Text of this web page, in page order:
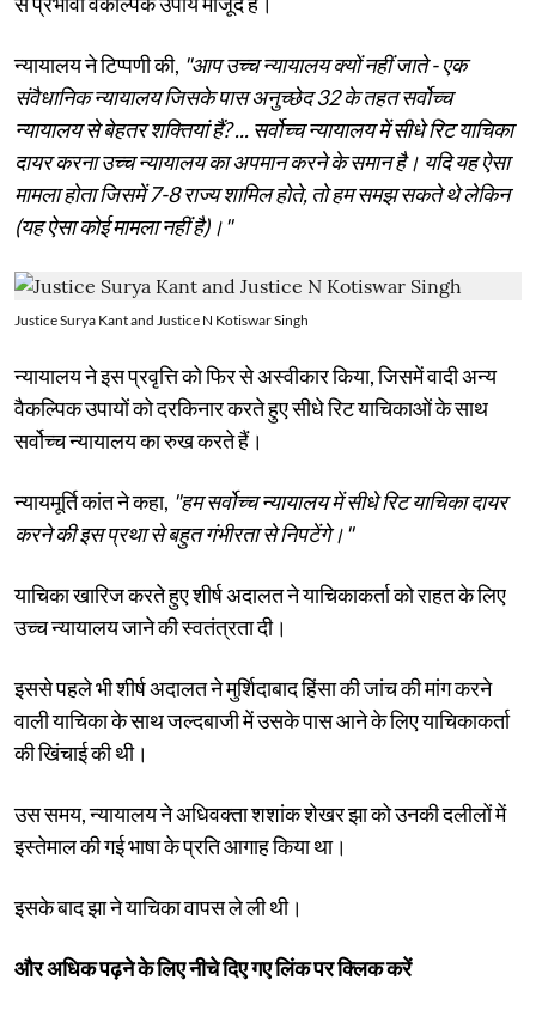
न्यायालय ने टिप्पणी की, "आप उच्च न्यायालय क्यों नहीं जाते - एक
संवैधानिक न्यायालय जिसके पास अनुच्छेद 32 के तहत सर्वोच्च
न्यायालय से बेहतर शक्तियां हैं? ... सर्वोच्च न्यायालय में सीधे रिट याचिका
दायर करना उच्च न्यायालय का अपमान करने के समान है। यदि यह ऐसा
मामला होता जिसमें 7-8 राज्य शामिल होते, तो हम समझ सकते थे लेकिन
(यह ऐसा कोई मामला नहीं है)।"
Justice Surya Kant and Justice N Kotiswar Singh
न्यायालय ने इस प्रवृत्ति को फिर से अस्वीकार किया, जिसमें वादी अन्य
वैकल्पिक उपायों को दरकिनार करते हुए सीधे रिट याचिकाओं के साथ
सर्वोच्च न्यायालय का रुख करते हैं।
न्यायमूर्ति कांत ने कहा, "हम सर्वोच्च न्यायालय में सीधे रिट याचिका दायर
करने की इस प्रथा से बहुत गंभीरता से निपटेंगे।"
याचिका खारिज करते हुए शीर्ष अदालत ने याचिकाकर्ता को राहत के लिए
उच्च न्यायालय जाने की स्वतंत्रता दी।
इससे पहले भी शीर्ष अदालत ने मुर्शिदाबाद हिंसा की जांच की मांग करने
वाली याचिका के साथ जल्दबाजी में उसके पास आने के लिए याचिकाकर्ता
की खिंचाई की थी।
उस समय, न्यायालय ने अधिवक्ता शशांक शेखर झा को उनकी दलीलों में
इस्तेमाल की गई भाषा के प्रति आगाह किया था।
इसके बाद झा ने याचिका वापस ले ली थी।
और अधिक पढ़ने के लिए नीचे दिए गए लिंक पर क्लिक करें